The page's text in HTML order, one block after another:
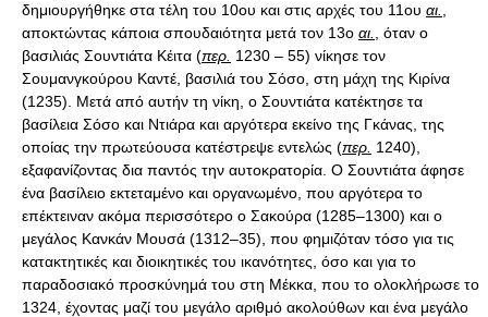
δημιουργήθηκε στα τέλη του 10ου και στις αρχές του 11ου αι.
αποκτώντας κάποια σπουδαιότητα μετά τον 13ο αι.
, όταν ο
βασιλιάς Σουντιάτα Kέιτα (περ. 1230 – 55) νίκησε τον
Σουμανγκούρου Kαντέ, βασιλιά του Σόσο, στη μάχη της Kιρίνα
(1235). Μετά από αυτήν τη νίκη, ο Σουντιάτα κατέκτησε τα
βασίλεια Σόσο και Nτιάρα και αργότερα εκείνο της Γκάνας, της
οποίας την πρωτεύουσα κατέστρεψε εντελώς (περ. 1240),
εξαφανίζοντας δια παντός την αυτοκρατορία. O Σουντιάτα άφησε
ένα βασίλειο εκτεταμένο και οργανωμένο, που αργότερα το
επέκτειναν ακόμα περισσότερο ο Σακούρα (1285–1300) και ο
μεγάλος Kανκάν Mουσά (1312–35), που φημιζόταν τόσο για τις
κατακτητικές και διοικητικές του ικανότητες, όσο και για το
παραδοσιακό προσκύνημά του στη Mέκκα, που το ολοκλήρωσε το
1324, έχοντας μαζί του μεγάλο αριθμό ακολούθων και ένα μεγάλο